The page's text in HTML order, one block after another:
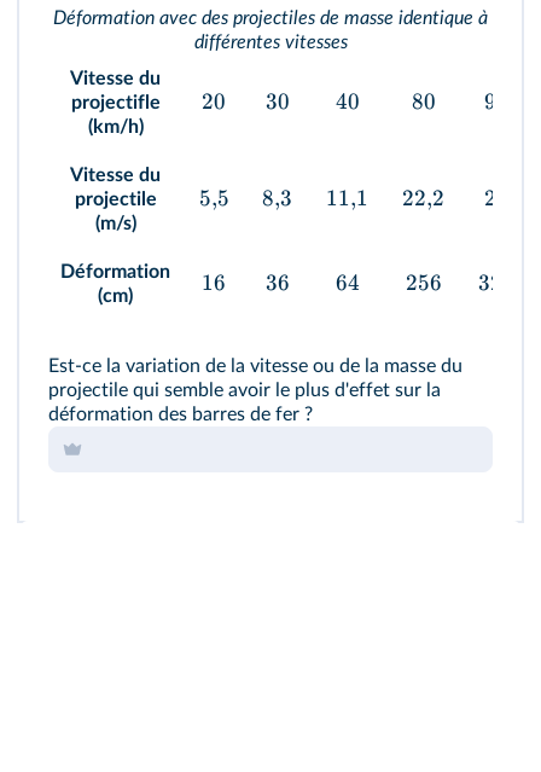
Déformation avec des projectiles de masse identique à
différentes vitesses
Vitesse du
projectifle
(km/h)
20 30 40 80 90
Vitesse du
projectile
(m/s)
5,5 8,3 11,1 22,2 25
Déformation
(cm)
16 36 64 256 324
Est-ce la variation de la vitesse ou de la masse du
projectile qui semble avoir le plus d'effet sur la
déformation des barres de fer ?